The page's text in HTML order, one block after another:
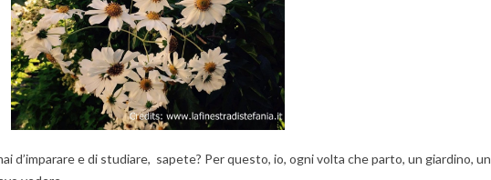
d’imparare e di studiare, sapete? Per questo, io, ogni volta che parto, un giardino, un